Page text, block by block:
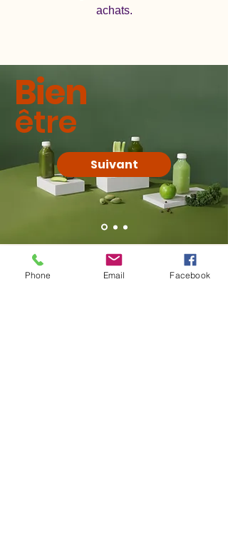
achats.
Bien
​être
Suivant
Phone Email Facebook